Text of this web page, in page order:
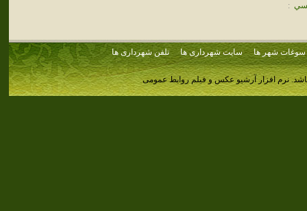
:
سوغات شهر ها سایت شهرداری ها تلفن شهرداری ها
نرم افزار آرشیو عکس و فیلم روابط عمومی